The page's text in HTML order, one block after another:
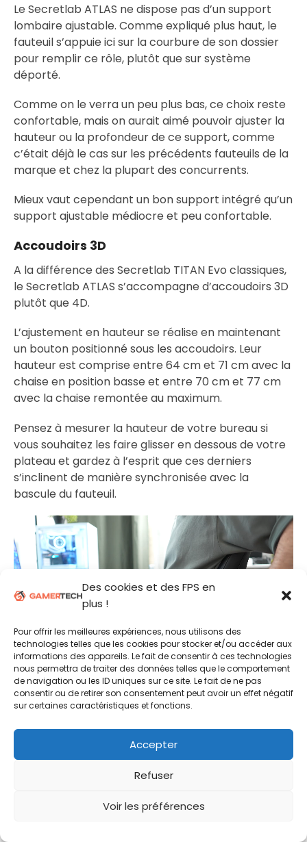
Des cookies et des FPS en
plus !
Pour offrir les meilleures expériences, nous utilisons des
technologies telles que les cookies pour stocker et/ou accéder aux
informations des appareils. Le fait de consentir à ces technologies
nous permettra de traiter des données telles que le comportement
de navigation ou les ID uniques sur ce site. Le fait de ne pas
consentir ou de retirer son consentement peut avoir un effet négatif
sur certaines caractéristiques et fonctions.
Accepter
Refuser
Voir les préférences
Le Secretlab ATLAS ne dispose pas d’un support
lombaire ajustable. Comme expliqué plus haut, le
fauteuil s’appuie ici sur la courbure de son dossier
pour remplir ce rôle, plutôt que sur système
déporté.
Comme on le verra un peu plus bas, ce choix reste
confortable, mais on aurait aimé pouvoir ajuster la
hauteur ou la profondeur de ce support, comme
c’était déjà le cas sur les précédents fauteuils de la
marque et chez la plupart des concurrents.
Mieux vaut cependant un bon support intégré qu’un
support ajustable médiocre et peu confortable.
Accoudoirs 3D
A la différence des Secretlab TITAN Evo classiques,
le Secretlab ATLAS s’accompagne d’accoudoirs 3D
plutôt que 4D.
L’ajustement en hauteur se réalise en maintenant
un bouton positionné sous les accoudoirs. Leur
hauteur est comprise entre 64 cm et 71 cm avec la
chaise en position basse et entre 70 cm et 77 cm
avec la chaise remontée au maximum.
Pensez à mesurer la hauteur de votre bureau si
vous souhaitez les faire glisser en dessous de votre
plateau et gardez à l’esprit que ces derniers
s’inclinent de manière synchronisée avec la
bascule du fauteuil.
Les accoudoirs peuvent aussi être ajustés en
profondeur et légèrement pivoter vers la droite ou
la gauche. A la différence du réglage en hauteur,
notez que ces ajustements ne sont pas verrouillés
par des commandes.
aimé des réglages peut-être un peu plus complets